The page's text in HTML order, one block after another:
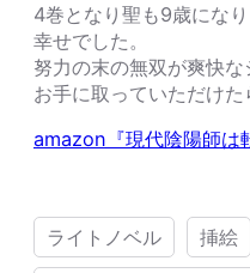
4巻となり聖も9歳にな
幸せでした。
努力の末の無双が爽快な
お手に取っていただけた
amazon『現代陰陽師は
ライトノベル 挿絵